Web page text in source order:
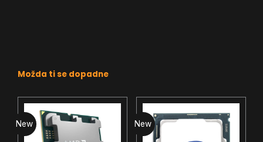
Možda ti se dopadne
New New